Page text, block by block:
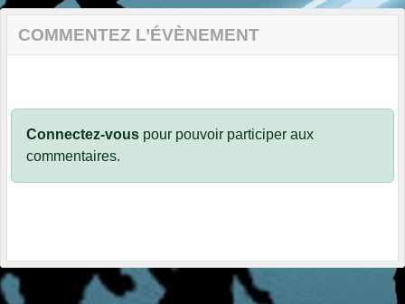
COMMENTEZ L’ÉVÈNEMENT
Connectez-vous pour pouvoir participer aux
commentaires.